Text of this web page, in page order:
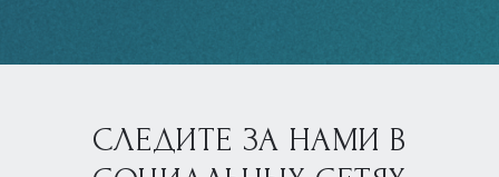
СЛЕДИТЕ ЗА НАМИ В